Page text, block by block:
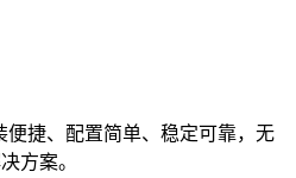
捷、配置简单、稳定可靠，无
方案。